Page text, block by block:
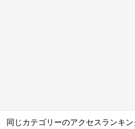
同じカテゴリーのアクセスランキ